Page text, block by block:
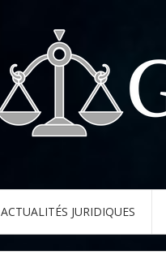
ACTUALITÉS JURIDIQUES